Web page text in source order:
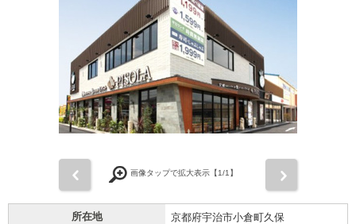
画像タップで拡大表示【1/1】
所在地 京都府宇治市小倉町久保